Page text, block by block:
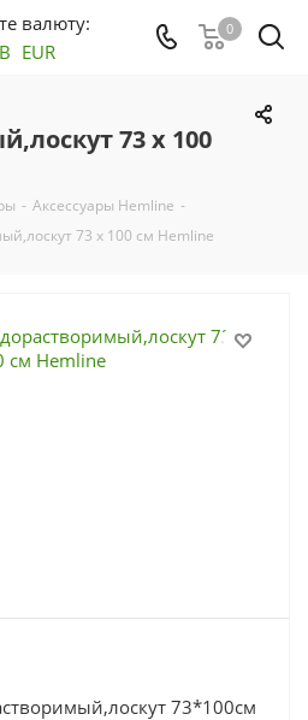
валюту:
EUR
0
73 х 100
- Аксессуары Hemline -
73 х 100 см Hemline
73*100см